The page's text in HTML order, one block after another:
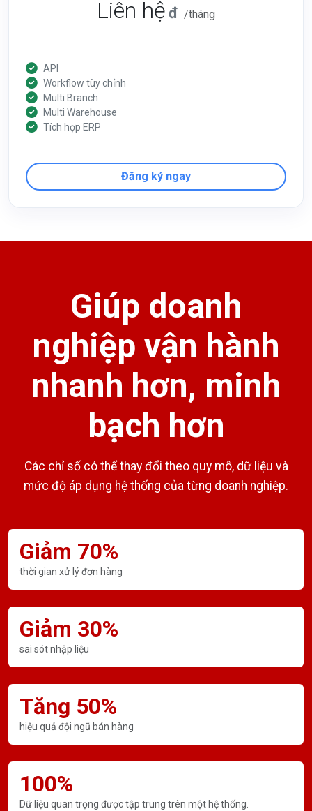
Liên hệ đ /tháng
API
Workflow tùy chỉnh
Multi Branch
Multi Warehouse
Tích hợp ERP
Đăng ký ngay
Giúp doanh
nghiệp vận hành
nhanh hơn, minh
bạch hơn
Các chỉ số có thể thay đổi theo quy mô, dữ liệu và
mức độ áp dụng hệ thống của từng doanh nghiệp.
Giảm 70%
thời gian xử lý đơn hàng
Giảm 30%
sai sót nhập liệu
Tăng 50%
hiệu quả đội ngũ bán hàng
100%
Dữ liệu quan trọng được tập trung trên một hệ thống.